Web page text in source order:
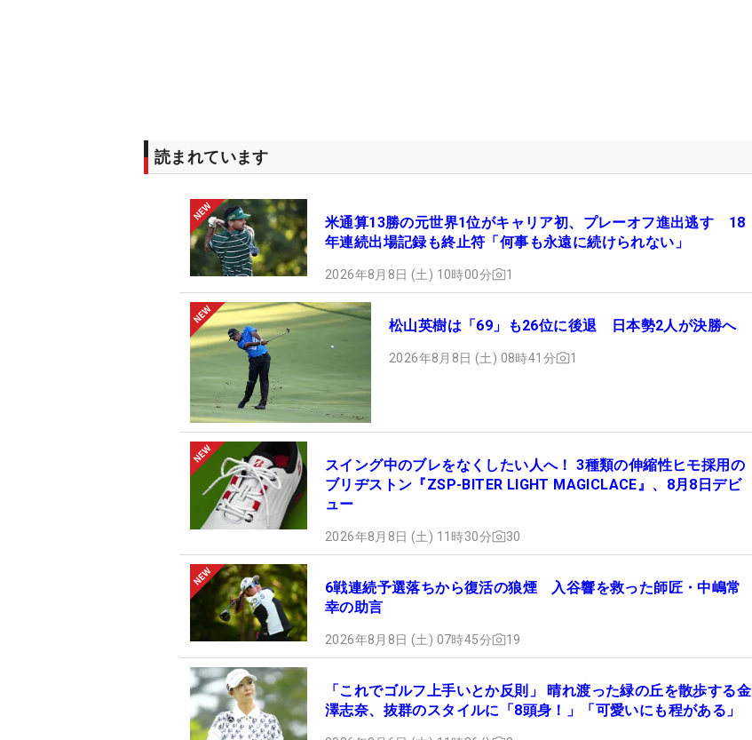
読まれています
米通算13勝の元世界1位がキャリア初、プレーオフ進出逃す 18
年連続出場記録も終止符「何事も永遠に続けられない」
2026年8月8日 (土) 10時00分 1
松山英樹は「69」も26位に後退 日本勢2人が決勝へ
2026年8月8日 (土) 08時41分 1
スイング中のブレをなくしたい人へ！ 3種類の伸縮性ヒモ採用の
ブリヂストン『ZSP-BITER LIGHT MAGICLACE』、8月8日デビ
ュー
2026年8月8日 (土) 11時30分 30
6戦連続予選落ちから復活の狼煙 入谷響を救った師匠・中嶋常
幸の助言
2026年8月8日 (土) 07時45分 19
「これでゴルフ上手いとか反則」 晴れ渡った緑の丘を散歩する金
澤志奈、抜群のスタイルに「8頭身！」「可愛いにも程がある」